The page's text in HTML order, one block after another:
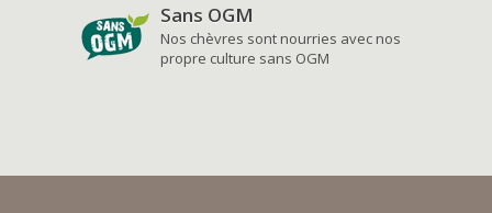
Sans OGM
Nos chèvres sont nourries avec nos
propre culture sans OGM